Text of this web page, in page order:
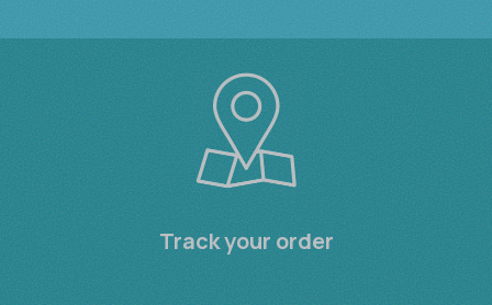
Track your order